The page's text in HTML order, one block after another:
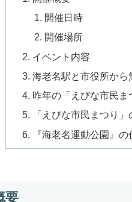
開催日時
開催場所
イベント内容
海老名駅と市役所か
昨年の「えびな市民ま
「えびな市民まつり
『海老名運動公園』の
要